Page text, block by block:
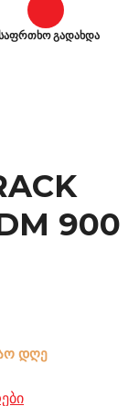
გადახდა
900
დღე